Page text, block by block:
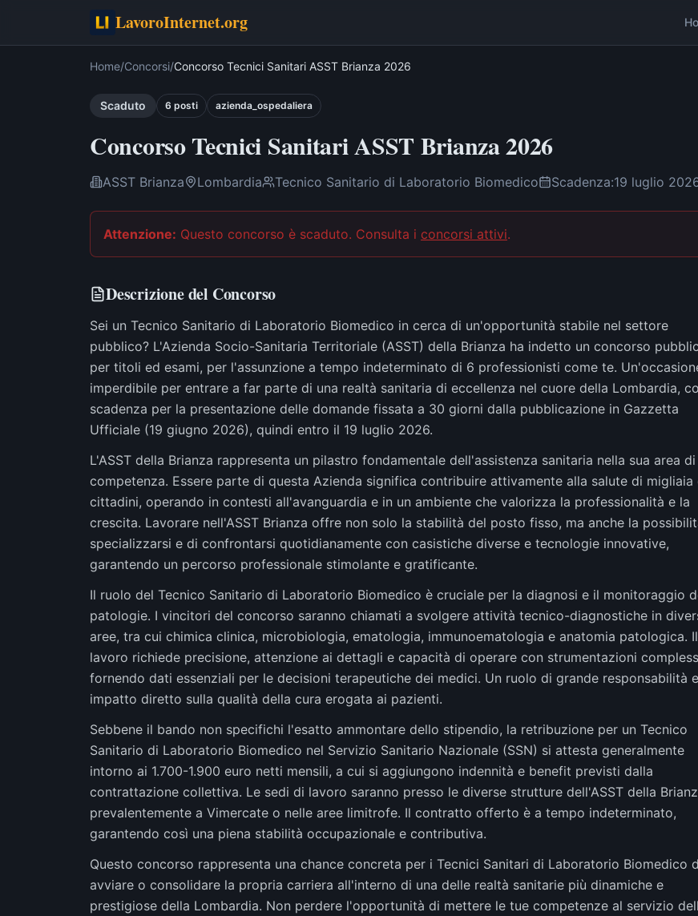
LavoroInternet.org
Home/Concorsi/Concorso Tecnici Sanitari ASST Brianza 2026
Scaduto 6 posti azienda_ospedaliera
Concorso Tecnici Sanitari ASST Brianza 2026
ASST Brianza Lombardia Tecnico Sanitario di Laboratorio Biomedico Scadenza:19 luglio
Attenzione: Questo concorso è scaduto. Consulta i concorsi attivi.
Descrizione del Concorso
Sei un Tecnico Sanitario di Laboratorio Biomedico in cerca di un'opportunità stabile nel settore
pubblico? L'Azienda Socio-Sanitaria Territoriale (ASST) della Brianza ha indetto un concorso
per titoli ed esami, per l'assunzione a tempo indeterminato di 6 professionisti come te.
imperdibile per entrare a far parte di una realtà sanitaria di eccellenza nel cuore della Lombardia,
scadenza per la presentazione delle domande fissata a 30 giorni dalla pubblicazione in Gazzetta
Ufficiale (19 giugno 2026), quindi entro il 19 luglio 2026.
L'ASST della Brianza rappresenta un pilastro fondamentale dell'assistenza sanitaria nella sua area di
competenza. Essere parte di questa Azienda significa contribuire attivamente alla salute di migliaia
cittadini, operando in contesti all'avanguardia e in un ambiente che valorizza la professionalità e la
crescita. Lavorare nell'ASST Brianza offre non solo la stabilità del posto fisso, ma anche la
specializzarsi e di confrontarsi quotidianamente con casistiche diverse e tecnologie innovative,
garantendo un percorso professionale stimolante e gratificante.
Il ruolo del Tecnico Sanitario di Laboratorio Biomedico è cruciale per la diagnosi e il monitoraggio
patologie. I vincitori del concorso saranno chiamati a svolgere attività tecnico-diagnostiche in
aree, tra cui chimica clinica, microbiologia, ematologia, immunoematologia e anatomia patologica. Il
lavoro richiede precisione, attenzione ai dettagli e capacità di operare con strumentazioni
fornendo dati essenziali per le decisioni terapeutiche dei medici. Un ruolo di grande responsabilità e
impatto diretto sulla qualità della cura erogata ai pazienti.
Sebbene il bando non specifichi l'esatto ammontare dello stipendio, la retribuzione per un Tecnico
Sanitario di Laboratorio Biomedico nel Servizio Sanitario Nazionale (SSN) si attesta generalmente
intorno ai 1.700-1.900 euro netti mensili, a cui si aggiungono indennità e benefit previsti dalla
contrattazione collettiva. Le sedi di lavoro saranno presso le diverse strutture dell'ASST della
prevalentemente a Vimercate o nelle aree limitrofe. Il contratto offerto è a tempo indeterminato,
garantendo così una piena stabilità occupazionale e contributiva.
Questo concorso rappresenta una chance concreta per i Tecnici Sanitari di Laboratorio Biomedico
avviare o consolidare la propria carriera all'interno di una delle realtà sanitarie più dinamiche e
prestigiose della Lombardia. Non perdere l'opportunità di mettere le tue competenze al servizio